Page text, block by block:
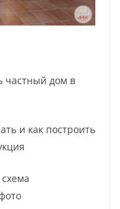
частный дом в
и как построить